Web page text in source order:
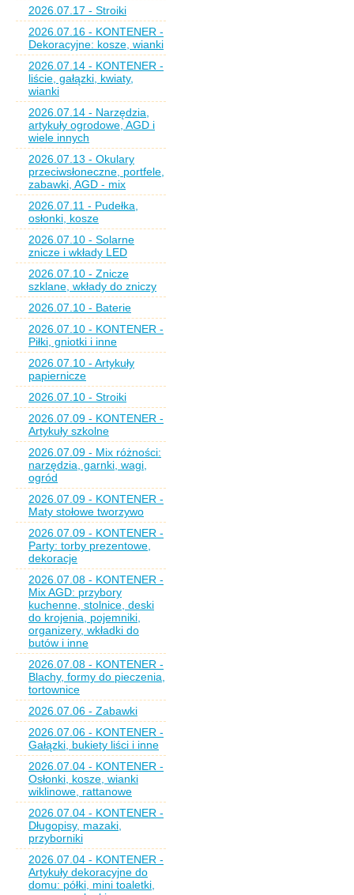
2026.07.17 - Stroiki
2026.07.16 - KONTENER -
Dekoracyjne: kosze, wianki
2026.07.14 - KONTENER -
liście, gałązki, kwiaty,
wianki
2026.07.14 - Narzędzia,
artykuły ogrodowe, AGD i
wiele innych
2026.07.13 - Okulary
przeciwsłoneczne, portfele,
zabawki, AGD - mix
2026.07.11 - Pudełka,
osłonki, kosze
2026.07.10 - Solarne
znicze i wkłady LED
2026.07.10 - Znicze
szklane, wkłady do zniczy
2026.07.10 - Baterie
2026.07.10 - KONTENER -
Piłki, gniotki i inne
2026.07.10 - Artykuły
papiernicze
2026.07.10 - Stroiki
2026.07.09 - KONTENER -
Artykuły szkolne
2026.07.09 - Mix różności:
narzędzia, garnki, wagi,
ogród
2026.07.09 - KONTENER -
Maty stołowe tworzywo
2026.07.09 - KONTENER -
Party: torby prezentowe,
dekoracje
2026.07.08 - KONTENER -
Mix AGD: przybory
kuchenne, stolnice, deski
do krojenia, pojemniki,
organizery, wkładki do
butów i inne
2026.07.08 - KONTENER -
Blachy, formy do pieczenia,
tortownice
2026.07.06 - Zabawki
2026.07.06 - KONTENER -
Gałązki, bukiety liści i inne
2026.07.04 - KONTENER -
Osłonki, kosze, wianki
wiklinowe, rattanowe
2026.07.04 - KONTENER -
Długopisy, mazaki,
przyborniki
2026.07.04 - KONTENER -
Artykuły dekoracyjne do
domu: półki, mini toaletki,